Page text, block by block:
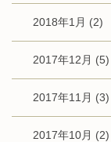
2018年1月 (2)
2017年12月 (5)
2017年11月 (3)
2017年10月 (2)